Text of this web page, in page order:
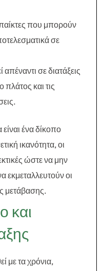
που μπορούν
σε
σε διατάξεις
και τις
ένα δίκοπο
ικανότητα, οι
ώστε να μην
οι
μετάβασης.
και
με τα χρόνια,